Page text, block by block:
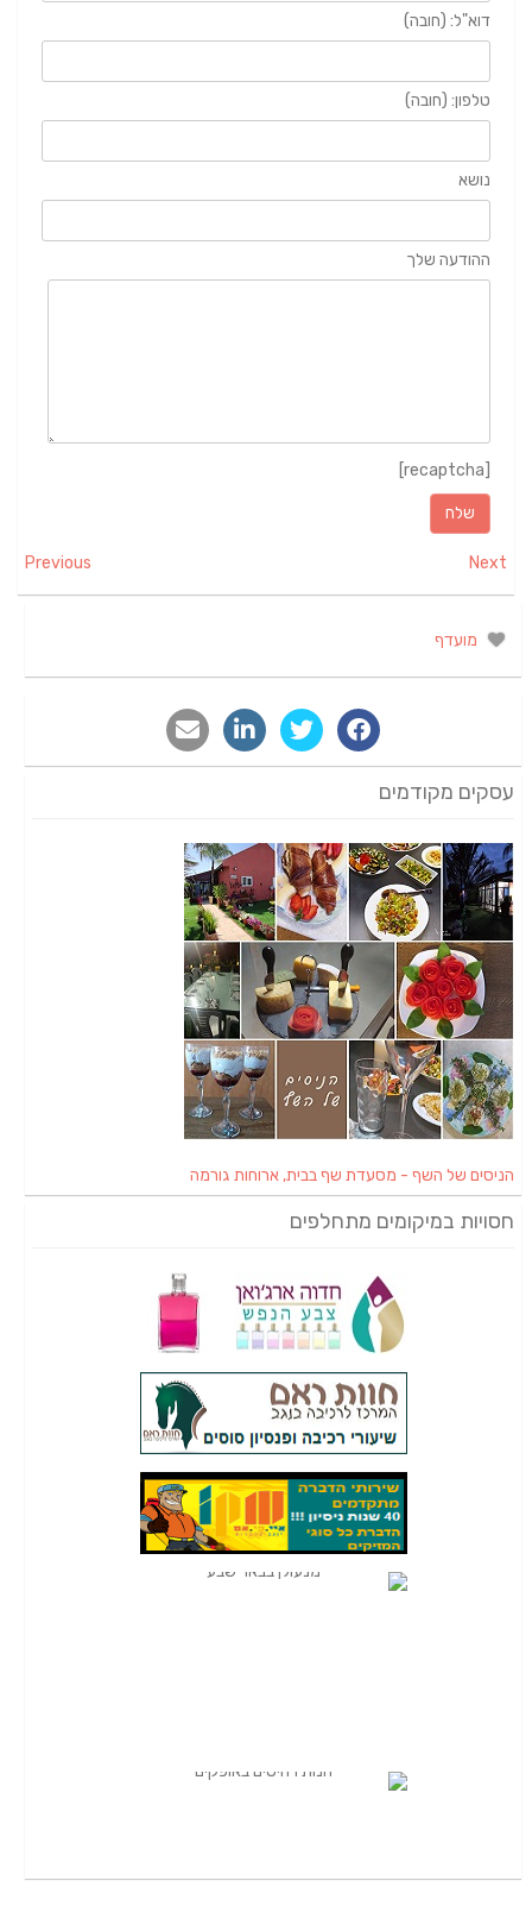
דוא"ל: (חובה)
טלפון: (חובה)
נושא
ההודעה שלך
Previous Next
מועדף
עסקים מקודמים
הניסים של השף - מסעדת שף בבית, ארוחות גורמה
חסויות במיקומים מתחלפים